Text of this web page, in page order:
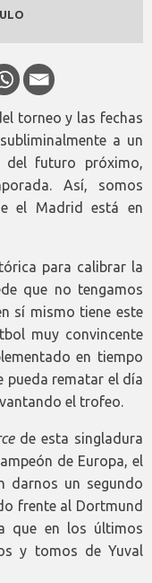
torneo y las fechas
a un
del futuro próximo,
Así, somos
el Madrid está en
para calibrar la
que no tengamos
sí mismo tiene este
muy convincente
en tiempo
pueda rematar el día
el trofeo.
de esta singladura
de Europa, el
darnos un segundo
frente al Dortmund
que en los últimos
y tomos de Yuval